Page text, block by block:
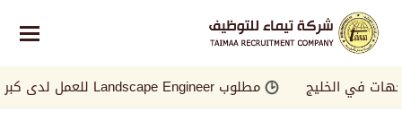
في الخليج مطلوب Landscape Engineer للعمل لدى كبرى الجهات في الخليج